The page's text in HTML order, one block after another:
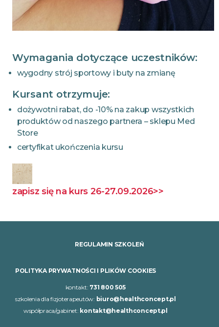
Wymagania dotyczące uczestników:
wygodny strój sportowy i buty na zmianę
Kursant otrzymuje:
dożywotni rabat, do -10% na zakup wszystkich
produktów od naszego partnera – sklepu Med
Store
certyfikat ukończenia kursu
zapisz się na kurs 26-27.09.2026>>
REGULAMIN SZKOLEŃ
POLITYKA PRYWATNOŚCI I PLIKÓW COOKIES
kontakt: 731 800 505
szkolenia dla fizjoterapeutów: biuro@healthconcept.pl
współpraca/gabinet: kontakt@healthconcept.pl